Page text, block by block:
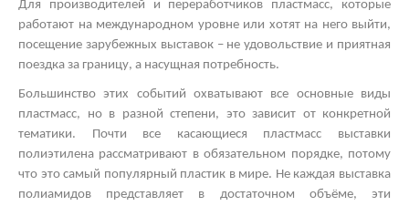
Для производителей и переработчиков пластмасс, которые
работают на международном уровне или хотят на него выйти,
посещение зарубежных выставок – не удовольствие и приятная
поездка за границу, а насущная потребность.
Большинство этих событий охватывают все основные виды
пластмасс, но в разной степени, это зависит от конкретной
тематики. Почти все касающиеся пластмасс выставки
полиэтилена рассматривают в обязательном порядке, потому
что это самый популярный пластик в мире. Не каждая выставка
полиамидов
представляет в достаточном объёме, эти